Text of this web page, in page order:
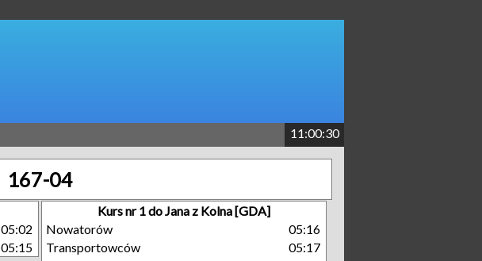
11:00:31
167-04
05:02
05:15
Kurs nr 1 do Jana z Kolna [GDA]
Nowatorów
05:16
Transportowców
05:17